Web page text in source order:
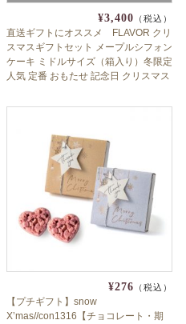
¥3,400 （税込）
直送ギフトにオススメ FLAVOR クリ
スマスギフトセット メープルシフォン
ケーキ ミドルサイズ（箱入り）冬限定
人気 定番 おもたせ 記念日 クリスマス
¥276 （税込）
【プチギフト】snow
X’mas//con1316【チョコレート・期